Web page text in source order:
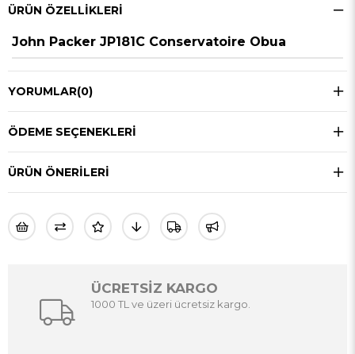
ÜRÜN ÖZELLIKLERI
John Packer JP181C Conservatoire Obua
YORUMLAR(0)
ÖDEME SEÇENEKLERI
ÜRÜN ÖNERILERI
ÜCRETSİZ KARGO
1000 TL ve üzeri ücretsiz kargo.